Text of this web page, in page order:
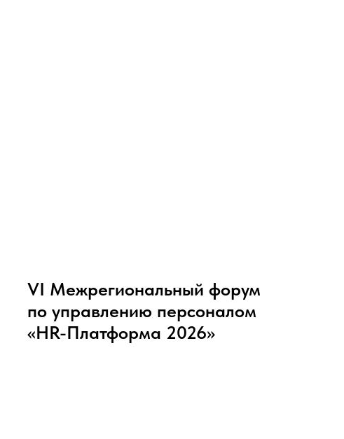
VI Межрегиональный форум
по управлению персоналом
«HR-Платформа 2026»